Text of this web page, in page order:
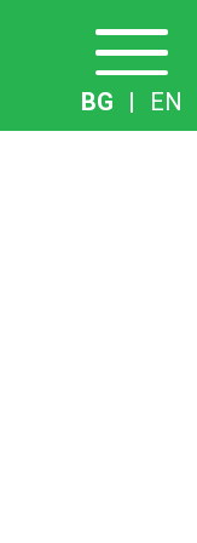
BG | EN